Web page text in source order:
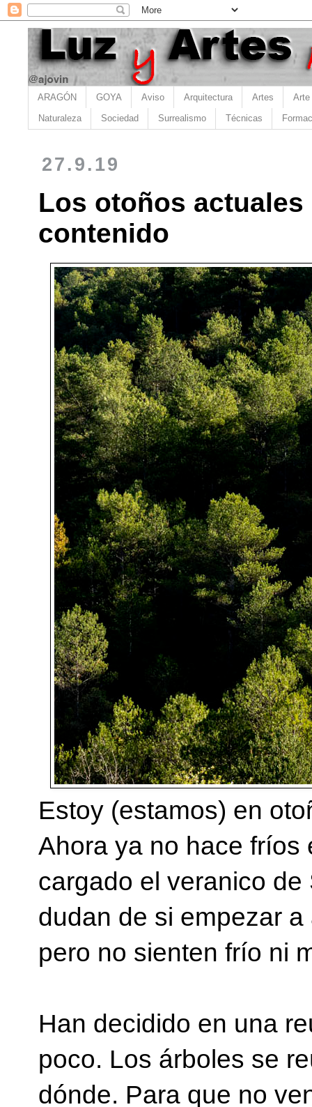
ARAGÓN GOYA Aviso Arquitectura Artes Arte
Naturaleza Sociedad Surrealismo Técnicas
27.9.19
Los otoños
contenido
Estoy (estamos) en
Ahora ya no hace fríos
cargado el veranico
dudan de si empezar
pero no sienten frío ni
Han decidido en una
poco. Los árboles se
dónde. Para que no